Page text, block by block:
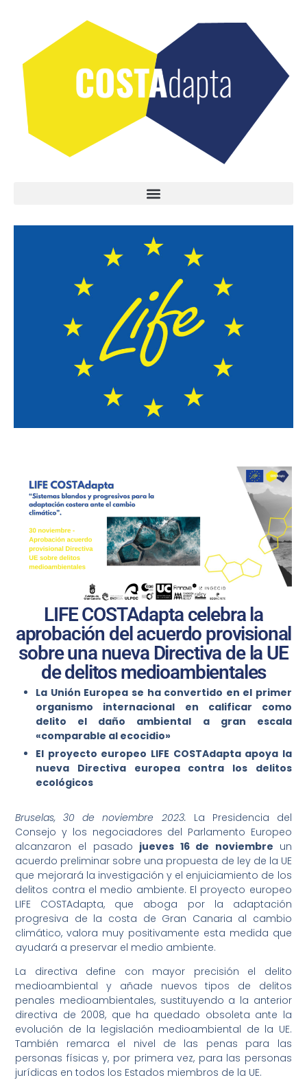
LIFE COSTAdapta celebra la
aprobación del acuerdo provisional
sobre una nueva Directiva de la UE
de delitos medioambientales
La Unión Europea se ha convertido en el primer
organismo internacional en calificar como
delito el daño ambiental a gran escala
«comparable al ecocidio»
El proyecto europeo LIFE COSTAdapta apoya la
nueva Directiva europea contra los delitos
ecológicos
Bruselas, 30 de noviembre 2023. La Presidencia del
Consejo y los negociadores del Parlamento Europeo
alcanzaron el pasado jueves 16 de noviembre un
acuerdo preliminar sobre una propuesta de ley de la UE
que mejorará la investigación y el enjuiciamiento de los
delitos contra el medio ambiente. El proyecto europeo
LIFE COSTAdapta, que aboga por la adaptación
progresiva de la costa de Gran Canaria al cambio
climático, valora muy positivamente esta medida que
ayudará a preservar el medio ambiente.
La directiva define con mayor precisión el delito
medioambiental y añade nuevos tipos de delitos
penales medioambientales, sustituyendo a la anterior
directiva de 2008, que ha quedado obsoleta ante la
evolución de la legislación medioambiental de la UE.
También remarca el nivel de las penas para las
personas físicas y, por primera vez, para las personas
jurídicas en todos los Estados miembros de la UE.